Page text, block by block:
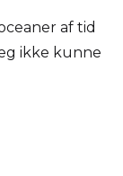
af tid
ikke kunne